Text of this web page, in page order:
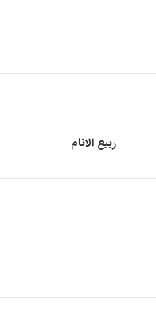
ربیع الانام